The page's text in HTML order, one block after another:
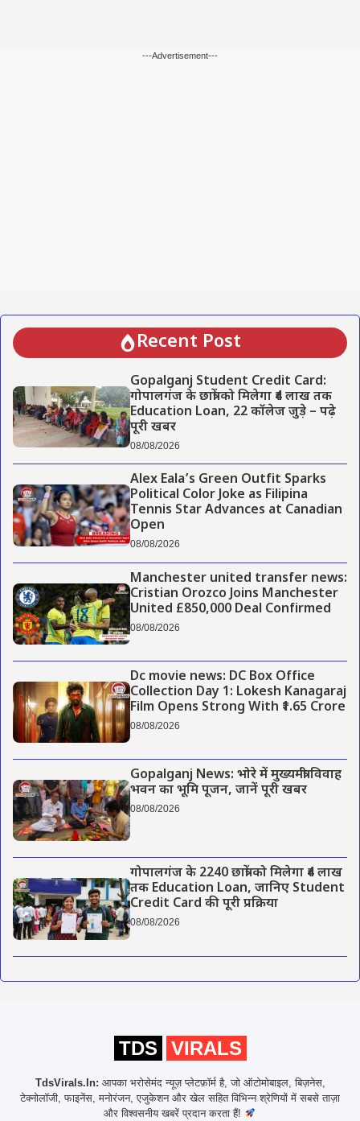
---Advertisement---
Recent Post
Gopalganj Student Credit Card:
गोपालगंज के छात्रों को मिलेगा ₹4 लाख तक
Education Loan, 22 कॉलेज जुड़े – पढ़े
पूरी खबर
08/08/2026
Alex Eala’s Green Outfit Sparks
Political Color Joke as Filipina
Tennis Star Advances at Canadian
Open
08/08/2026
Manchester united transfer news:
Cristian Orozco Joins Manchester
United £850,000 Deal Confirmed
08/08/2026
Dc movie news: DC Box Office
Collection Day 1: Lokesh Kanagaraj
Film Opens Strong With ₹1.65 Crore
08/08/2026
Gopalganj News: भोरे में मुख्यमंत्री विवाह
भवन का भूमि पूजन, जानें पूरी खबर
08/08/2026
गोपालगंज के 2240 छात्रों को मिलेगा ₹4 लाख
तक Education Loan, जानिए Student
Credit Card की पूरी प्रक्रिया
08/08/2026
TDS VIRALS
TdsVirals.In: आपका भरोसेमंद न्यूज़ प्लेटफ़ॉर्म है, जो ऑटोमोबाइल, बिज़नेस,
टेक्नोलॉजी, फाइनेंस, मनोरंजन, एजुकेशन और खेल सहित विभिन्न श्रेणियों में सबसे ताज़ा
और विश्वसनीय खबरें प्रदान करता हैं!